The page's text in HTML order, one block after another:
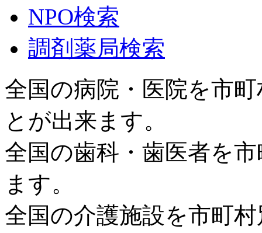
NPO検索
調剤薬局検索
全国の病院・医院を市
とが出来ます。
全国の歯科・歯医者を
ます。
全国の介護施設を市町